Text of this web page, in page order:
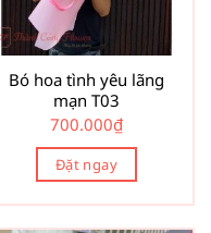
Bó hoa tình yêu lãng
mạn T03
700.000₫
Đặt ngay